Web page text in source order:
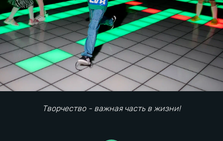
Творчество - важная часть в жизни!
Игры для воображения